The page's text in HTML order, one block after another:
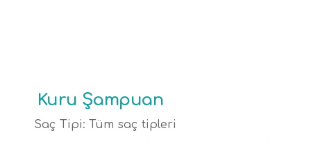
Kuru Şampuan
Saç Tipi: Tüm saç tipleri